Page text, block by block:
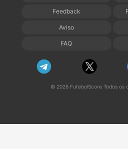
Feedback
Aviso
FAQ
© 2026 FutebolScore Todos os